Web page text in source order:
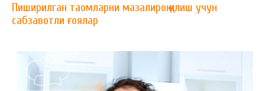
Пиширилган таомларни мазалироқ қилиш учун
сабзавотли ғоялар